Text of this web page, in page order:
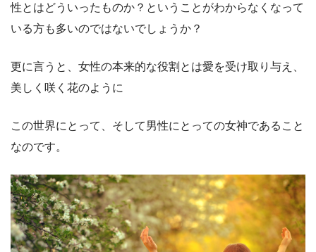
性とはどういったものか？ということがわからなくなって
いる方も多いのではないでしょうか？
更に言うと、女性の本来的な役割とは愛を受け取り与え、
美しく咲く花のように
この世界にとって、そして男性にとっての女神であること
なのです。